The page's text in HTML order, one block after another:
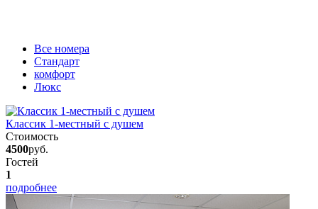
Вcе номера
Стандарт
комфорт
Люкс
Классик 1-местный с душем
Стоимость
4500руб.
Гостей
1
подробнее